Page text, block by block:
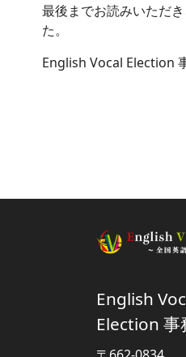
最後までお読みいただ
た。
English Vocal Election
English
Election 事